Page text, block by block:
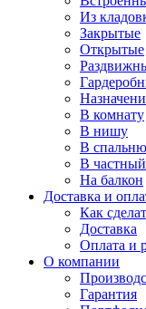
Из
Закрытые
Открытые
В комнату
В нишу
В спальню
В
На балкон
Доставка и
Как
Доставка
Оплата и
О компании
Гарантия